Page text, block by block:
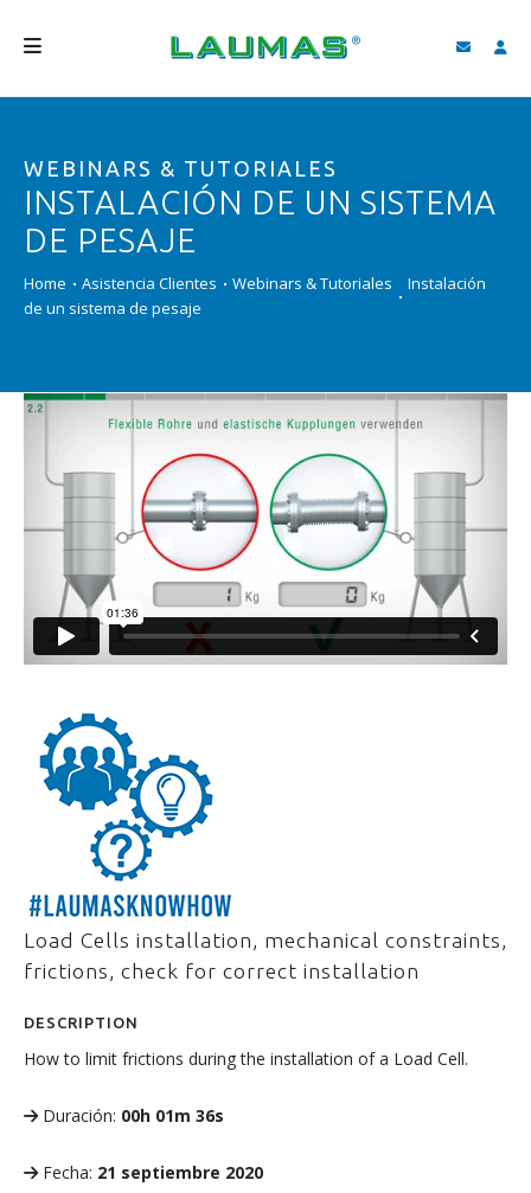
PRODUCTOS
SERVICIOS
VIDEO
NEWS
BUSCAR
ESPAÑOL
WEBINARS & TUTORIALES
INSTALACIÓN DE UN SISTEMA
DE PESAJE
Home Asistencia Clientes Webinars & Tutoriales
Instalación
de un sistema de pesaje
Load Cells installation, mechanical constraints,
frictions, check for correct installation
DESCRIPTION
How to limit frictions during the installation of a Load Cell.
Duración: 00h 01m 36s
Fecha: 21 septiembre 2020